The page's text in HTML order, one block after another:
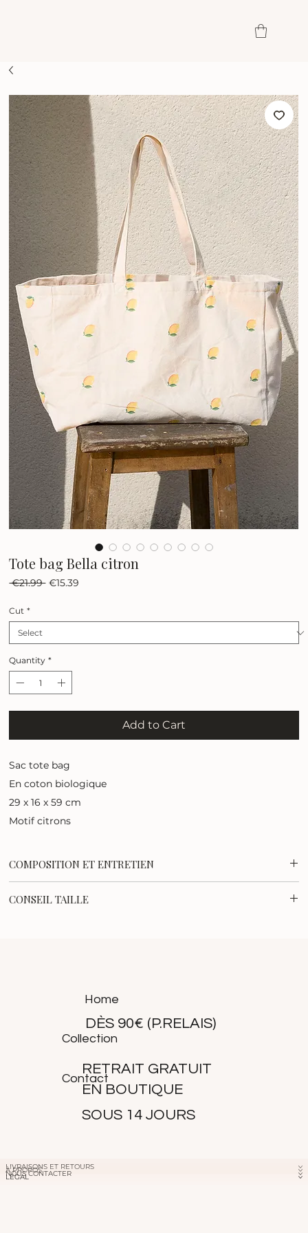
Tote bag Bella citron
€21.99 Regular
€15.39
Cut *
Quantity *
Add to Cart
Sac tote bag
En coton biologique
29 x 16 x 59 cm
Motif citrons
COMPOSITION ET ENTRETIEN
Lavage en machine à 30°
CONSEIL TAILLE
Collection
Contact
Home
LIVRAISONS ET RETOURS
À PROPOS
NOUS CONTACTER
LÉGAL
DÈS 90€ (P.RELAIS)
RETRAIT GRATUIT
EN BOUTIQUE
SOUS 14 JOURS